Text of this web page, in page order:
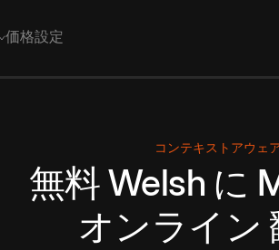
価格設定
コンテキストアウェ
無料Welsh に
オンライン